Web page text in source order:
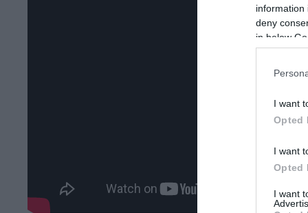
information
deny
in below
I want
Opted
I want
Opted
I want